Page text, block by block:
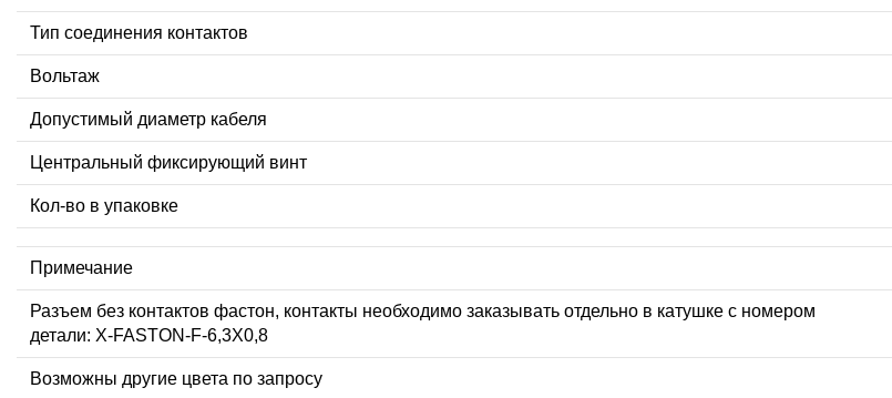
Тип соединения контактов
Вольтаж
Допустимый диаметр кабеля
Центральный фиксирующий винт
Кол-во в упаковке
Примечание
Разъем без контактов фастон, контакты необходимо заказывать отдельно в катушке с номером
детали: X-FASTON-F-6,3X0,8
Возможны другие цвета по запросу